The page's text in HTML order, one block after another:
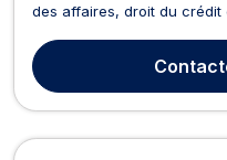
des affaires, droit du crédit
en droit de la propriété
dossiers afférents notamm...